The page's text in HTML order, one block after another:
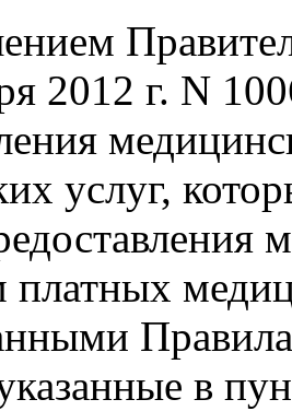
2012 г. N
услуг,
в